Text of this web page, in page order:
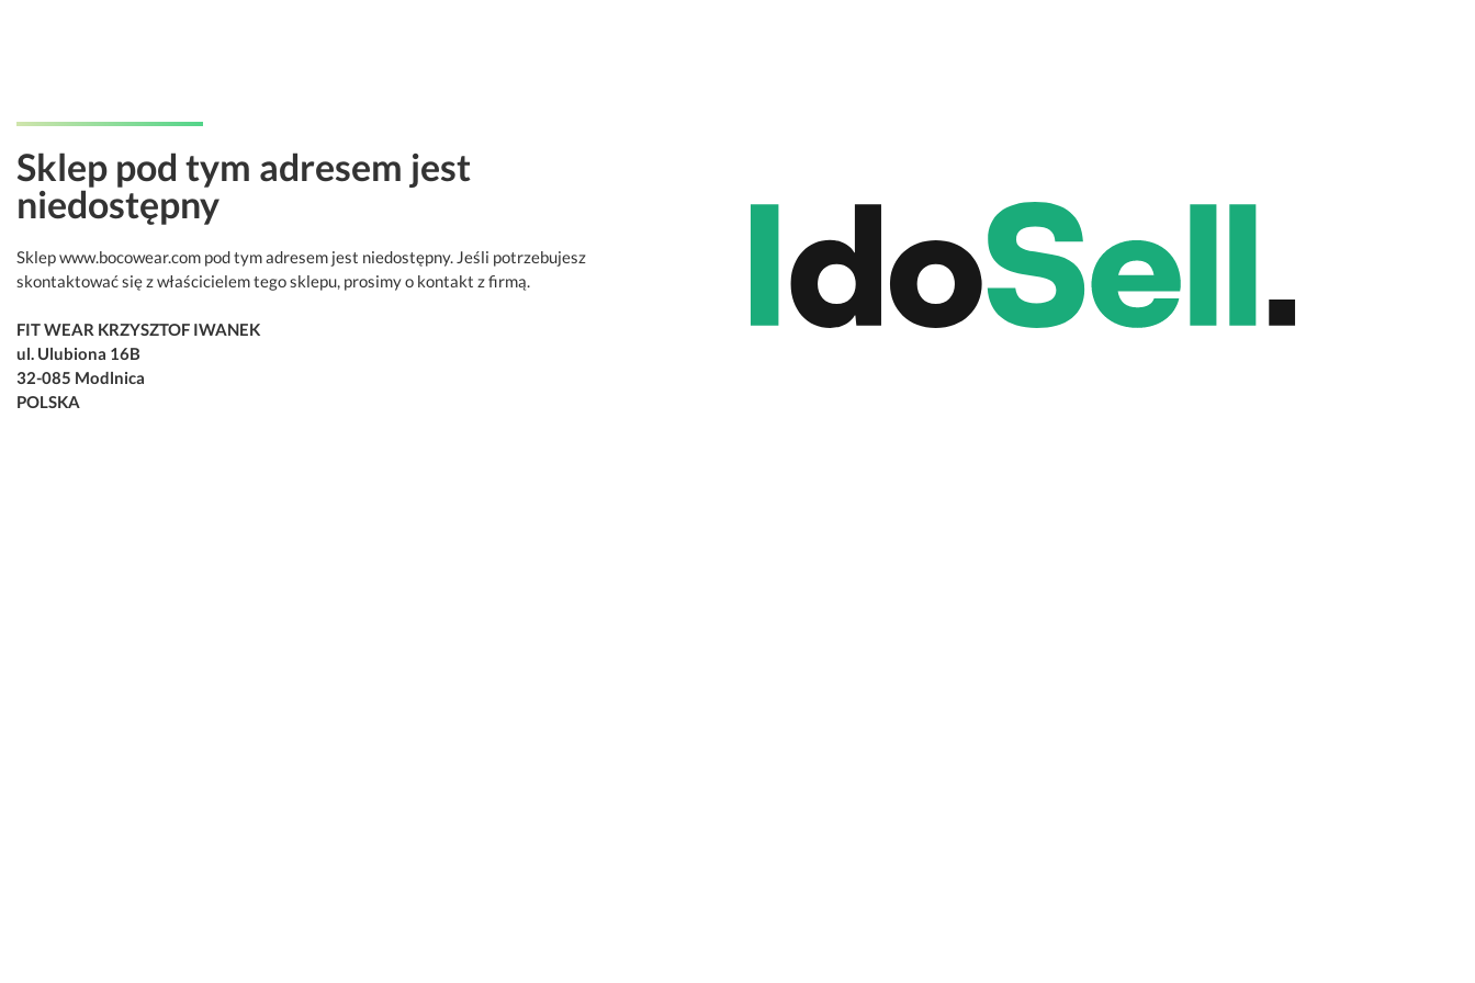
Sklep pod tym adresem jest
niedostępny
Sklep www.bocowear.com pod tym adresem jest niedostępny. Jeśli potrzebujesz
skontaktować się z właścicielem tego sklepu, prosimy o kontakt z firmą.
FIT WEAR KRZYSZTOF IWANEK
ul. Ulubiona 16B
32-085 Modlnica
POLSKA